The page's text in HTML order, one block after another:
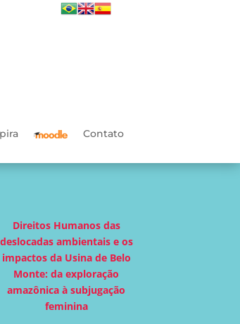
Contato
Direitos Humanos das
deslocadas ambientais e os
impactos da Usina de Belo
Monte: da exploração
amazônica à subjugação
feminina